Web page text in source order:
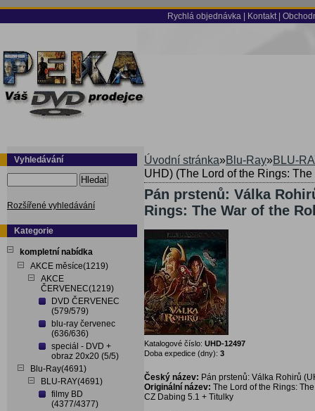
Rychlá objednávka Kontakt
Vyhledávání
Hledat
Rozšířené vyhledávání
Kategorie
kompletní nabídka
AKCE měsíce(1219)
AKCE
ČERVENEC(1219)
DVD ČERVENEC
(579/579)
blu-ray červenec
(636/636)
speciál - DVD +
obraz 20x20 (5/5)
Blu-Ray(4691)
BLU-RAY(4691)
filmy BD
(4377/4377)
Úvodní stránka»Blu-Ray»BLU-
UHD) (The Lord of the Rings:
Pán prstenů: Válka
Rings: The War of the
Katalogové číslo: UHD-12497
Doba expedice (dny): 3
Český název: Pán prstenů: Válka Rohirů
Originální název: The Lord of the Rings:
CZ Dabing 5.1 + Titulky